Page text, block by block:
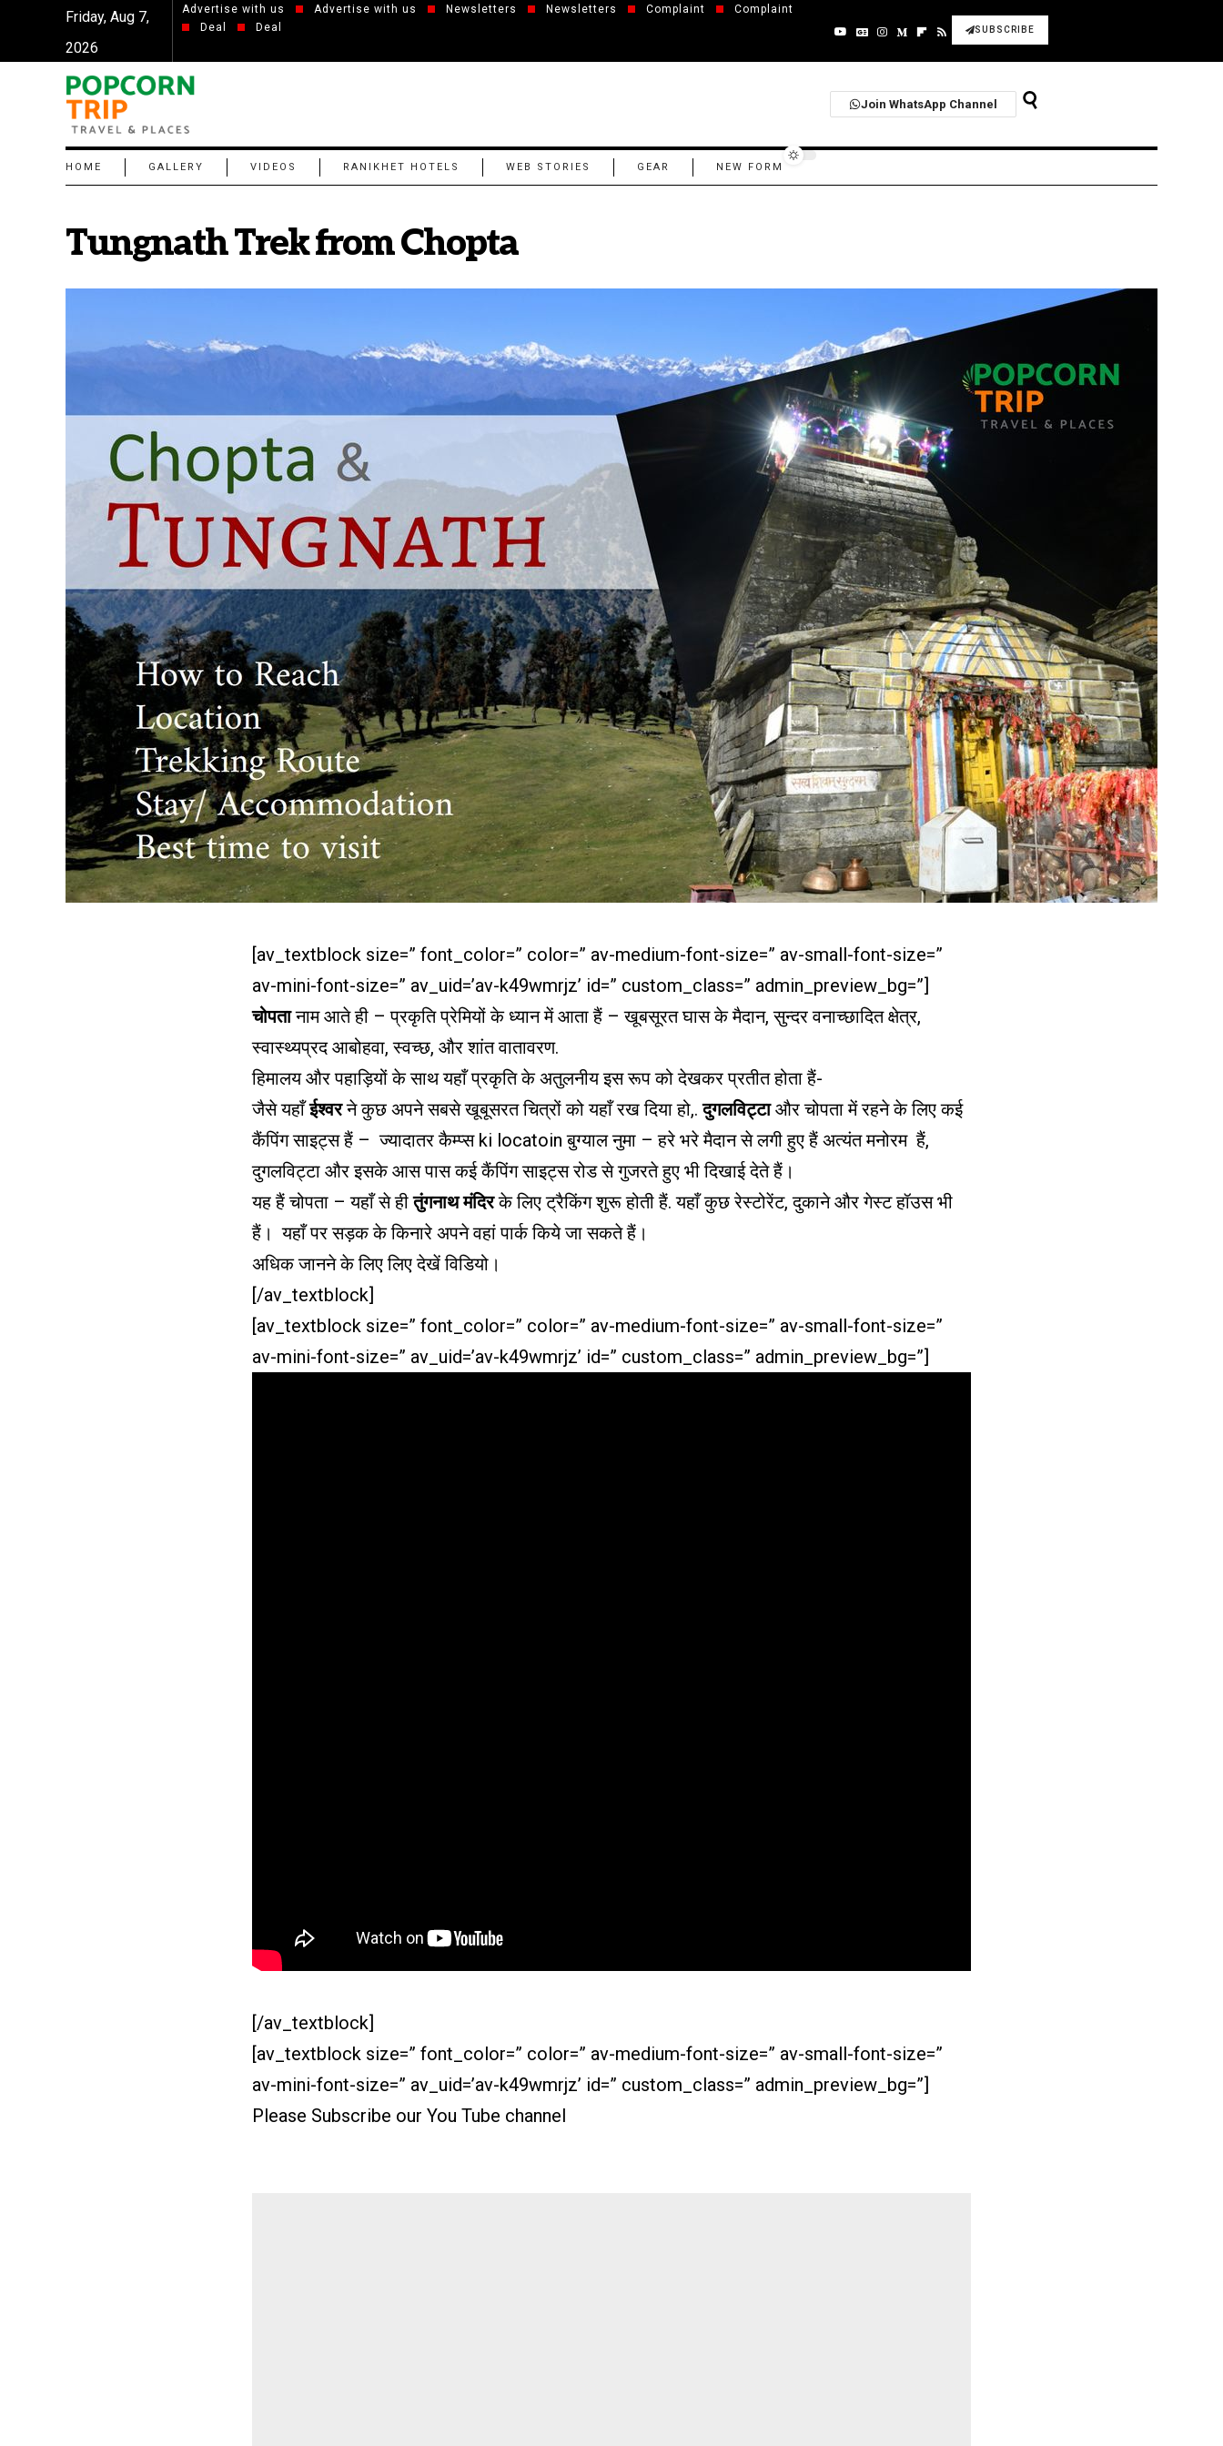
Friday, Aug 7,
2026
Advertise with us Advertise with us Newsletters Newsletters Complaint
Complaint
Deal
Deal SUBSCRIBE
Join WhatsApp Channel
HOME GALLERY VIDEOS RANIKHET HOTELS WEB STORIES GEAR NEW FORM
Tungnath Trek from Chopta
[av_textblock size=” font_color=” color=” av-medium-font-size=” av-small-font-size=”
av-mini-font-size=” av_uid=’av-k49wmrjz’ id=” custom_class=” admin_preview_bg=”]
चोपतानाम आते ही – प्रकृति प्रेमियों के ध्यान में आता हैं – खूबसूरत घास के मैदान, सुन्दर वनाच्छादित क्षेत्र,
स्वास्थ्यप्रद आबोहवा, स्वच्छ, और शांत वातावरण.
हिमालय और पहाड़ियों के साथ यहाँ प्रकृति के अतुलनीय इस रूप को देखकर प्रतीत होता हैं-
जैसे यहाँईश्वरने कुछ अपने सबसे खूबूसरत चित्रों को यहाँ रख दिया हो,.दुगलविट्टाऔर चोपता में रहने के लिए कई
कैंपिंग साइट्स हैं – ज्यादातर कैम्प्स ki locatoin बुग्याल नुमा – हरे भरे मैदान से लगी हुए हैं अत्यंत मनोरम हैं,
दुगलविट्टा और इसके आस पास कई कैंपिंग साइट्स रोड से गुजरते हुए भी दिखाई देते हैं।
यह हैं चोपता – यहाँ से हीतुंगनाथ मंदिरके लिए ट्रैकिंग शुरू होती हैं. यहाँ कुछ रेस्टोरेंट, दुकाने और गेस्ट हॉउस भी
हैं। यहाँ पर सड़क के किनारे अपने वहां पार्क किये जा सकते हैं।
अधिक जानने के लिए लिए देखें विडियो।
[/av_textblock]
[av_textblock size=” font_color=” color=” av-medium-font-size=” av-small-font-size=”
av-mini-font-size=” av_uid=’av-k49wmrjz’ id=” custom_class=” admin_preview_bg=”]
[/av_textblock]
[av_textblock size=” font_color=” color=” av-medium-font-size=” av-small-font-size=”
av-mini-font-size=” av_uid=’av-k49wmrjz’ id=” custom_class=” admin_preview_bg=”]
Please Subscribe our You Tube channel